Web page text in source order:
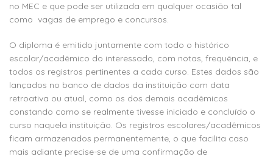
no MEC e que pode ser utilizada em qualquer ocasião tal
como vagas de emprego e concursos.
O diploma é emitido juntamente com todo o histórico
escolar/acadêmico do interessado, com notas, frequência, e
todos os registros pertinentes a cada curso. Estes dados são
lançados no banco de dados da instituição com data
retroativa ou atual, como os dos demais acadêmicos
constando como se realmente tivesse iniciado e concluído o
curso naquela instituição. Os registros escolares/acadêmicos
ficam armazenados permanentemente, o que facilita caso
mais adiante precise-se de uma confirmação de